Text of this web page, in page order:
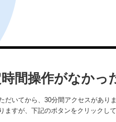
間操作がなかっ
だいてから、30分間アクセスがあり
ますが、下記のボタンをクリックし